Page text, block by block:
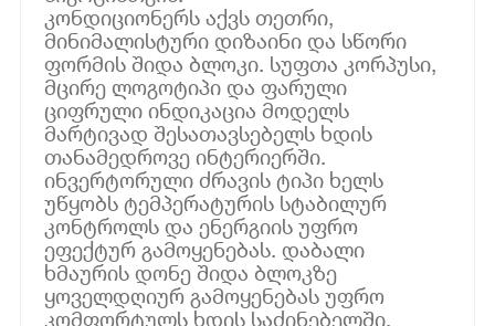
კონდიციონერს აქვს თეთრი,
მინიმალისტური დიზაინი და სწორი
ფორმის შიდა ბლოკი. სუფთა კორპუსი,
მცირე ლოგოტიპი და ფარული
ციფრული ინდიკაცია მოდელს
მარტივად შესათავსებელს ხდის
თანამედროვე ინტერიერში.
ინვერტორული ძრავის ტიპი ხელს
უწყობს ტემპერატურის სტაბილურ
კონტროლს და ენერგიის უფრო
ეფექტურ გამოყენებას. დაბალი
ხმაურის დონე შიდა ბლოკზე
ყოველდღიურ გამოყენებას უფრო
კომფორტულს ხდის საძინებელში,